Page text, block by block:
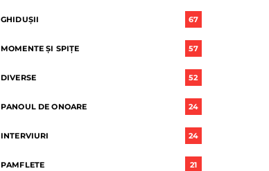
GHIDUȘII 67
MOMENTE ȘI SPIȚE 57
DIVERSE 52
PANOUL DE ONOARE 24
INTERVIURI 24
PAMFLETE 21